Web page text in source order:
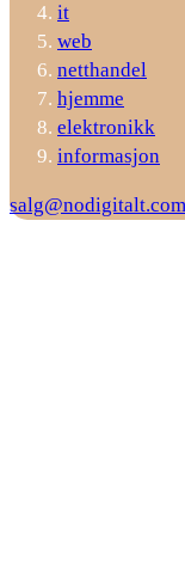
it
web
netthandel
hjemme
elektronikk
informasjon
salg@nodigitalt.com